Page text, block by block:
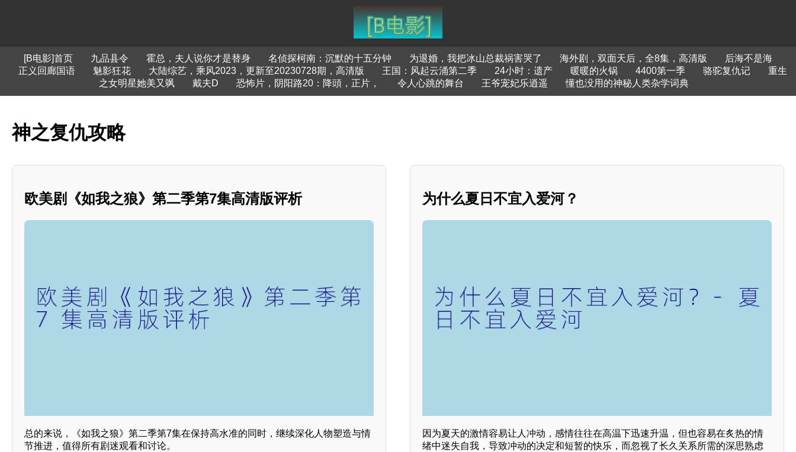
[B电影]首页 九品县令 霍总，夫人说你才是替身 名侦探柯南：沉默的十五分钟 为退婚，我把冰山总裁祸害哭了 海外剧，双面天后，全8集，高清版
后海不是海
正义回廊国语
魅影狂花 大陆综艺，乘风2023，更新至20230728期，高清版 王国：风起云涌第二季 24小时：遗产 暖暖的火锅 4400第一季 骆驼复仇记
重生
之女明星她美又飒
戴夫D 恐怖片，阴阳路20：降頭，正片， 令人心跳的舞台 王爷宠妃乐逍遥 懂也没用的神秘人类杂学词典
神之复仇攻略
欧美剧《如我之狼》第二季第7集高清版评析
总的来说，《如我之狼》第二季第7集在保持高水准的同时，继续深化人物塑造与情
节推进，值得所有剧迷观看和讨论。
为什么夏日不宜入爱河？
因为夏天的激情容易让人冲动，感情往往在高温下迅速升温，但也容易在炙热的情
绪中迷失自我，导致冲动的决定和短暂的快乐，而忽视了长久关系所需的深思熟虑